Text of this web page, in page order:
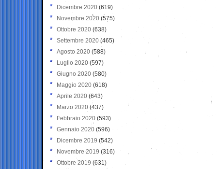
Dicembre 2020 (619)
Novembre 2020 (575)
Ottobre 2020 (638)
Settembre 2020(465)
Agosto 2020 (588)
Luglio 2020 (597)
Giugno 2020 (580)
Maggio 2020 (618)
Aprile 2020 (643)
Marzo 2020 (437)
Febbraio 2020 (593)
Gennaio 2020 (596)
Dicembre 2019 (542)
Novembre 2019 (316)
Ottobre 2019 (631)